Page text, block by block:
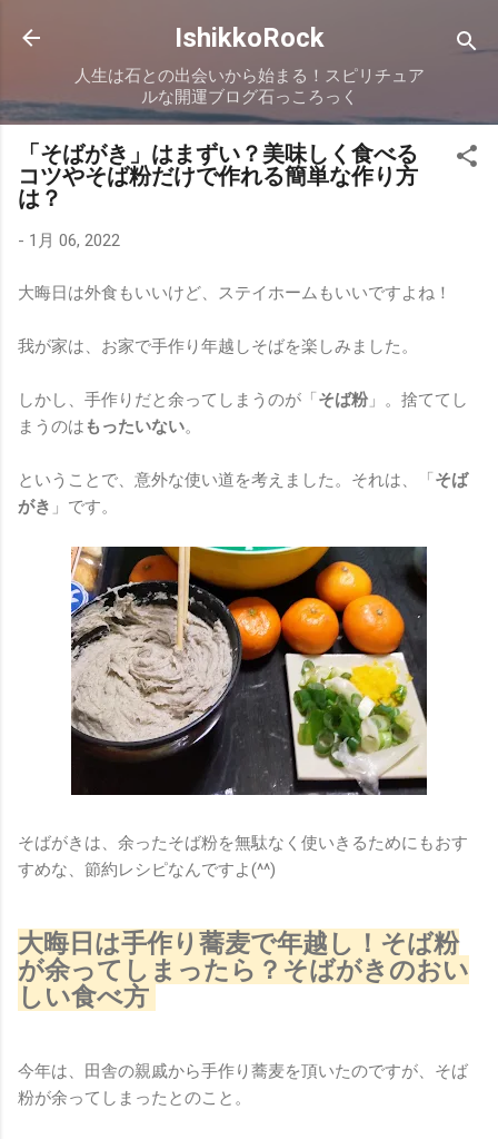
スキップしてメイン コンテンツに移動
IshikkoRock
人生は石との出会いから始まる！スピリチュア
ルな開運ブログ石っころっく
「そばがき」はまずい？美味しく食べる
コツやそば粉だけで作れる簡単な作り方
は？
- 1月 06, 2022
大晦日は外食もいいけど、ステイホームもいいですよね！
我が家は、お家で手作り年越しそばを楽しみました。
しかし、手作りだと余ってしまうのが「そば粉 」。捨ててし
まうのは もったいない。
ということで、意外な使い道を考えました。それは、「そば
がき 」です。
そばがきは、余ったそば粉を無駄なく使いきるためにもおす
すめな、節約レシピなんですよ(^^)
大晦日は手作り蕎麦で年越し！そば粉
が余ってしまったら？そばがきのおい
しい食べ方
今年は、田舎の親戚から手作り蕎麦を頂いたのですが、そば
粉が余ってしまったとのこと。